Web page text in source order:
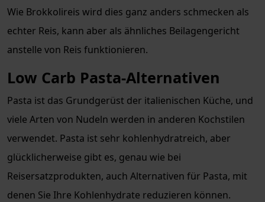
Wie Brokkolireis wird dies ganz anders schmecken als
echter Reis, kann aber als ähnliches Beilagengericht
anstelle von Reis funktionieren.
Low Carb Pasta-Alternativen
Pasta ist das Grundgerüst der italienischen Küche, und
viele Arten von Nudeln werden in anderen Kochstilen
verwendet. Pasta ist sehr kohlenhydratreich, aber
glücklicherweise gibt es, genau wie bei
Reisersatzprodukten, auch Alternativen für Pasta, mit
denen Sie Ihre Kohlenhydrate reduzieren können.